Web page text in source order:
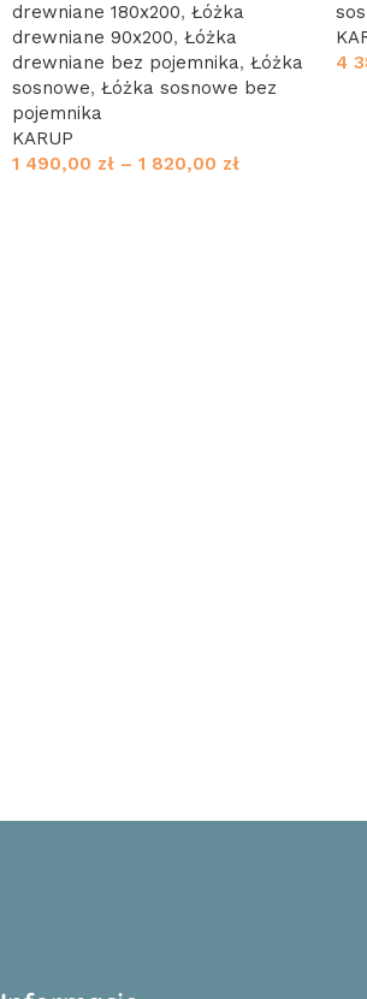
drewniane 180x200, Łóżka
drewniane 90x200, Łóżka
drewniane bez pojemnika, Łóżka
sosnowe, Łóżka sosnowe bez
pojemnika
KARUP
1 490,00 zł – 1 820,00 zł
4